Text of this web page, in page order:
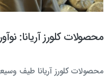
محصولات کلورز آریانا:
محصولات کلورز آریانا طیف